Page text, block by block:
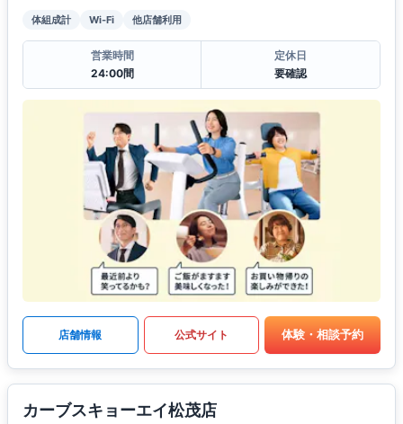
体組成計 Wi-Fi 他店舗利用
営業時間
24:00間
定休日
要確認
店舗情報 公式サイト 体験・相談予約
カーブスキョーエイ松茂店